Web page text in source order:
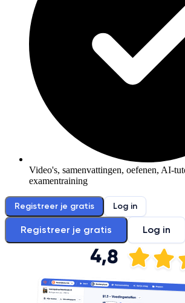
Video's, samenvattingen, oefenen, AI-
examentraining
Registreer je gratis Log in
Registreer je gratis Log in